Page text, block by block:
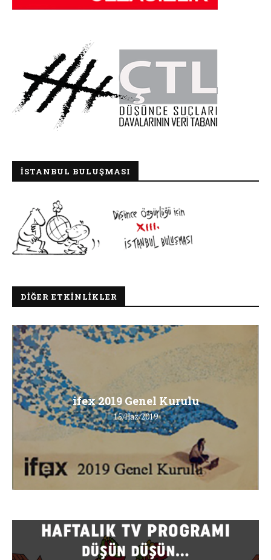
İSTANBUL BULUŞMASI
DIĞER ETKINLIKLER
ifex 2019 Genel Kurulu
15/Haz/2019